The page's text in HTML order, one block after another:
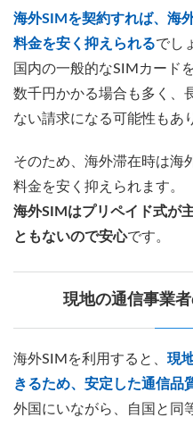
海外SIMを契約すれば、海
料金を安く抑えられるでし
国内の一般的なSIMカード
数千円かかる場合も多く、
ない請求になる可能性もあ
そのため、海外滞在時は海
料金を安く抑えられます。
海外SIMはプリペイド式が
ともないので安心です。
現地の通信事業
海外SIMを利用すると、 現
きるため、安定した通信品
外国にいながら、自国と同